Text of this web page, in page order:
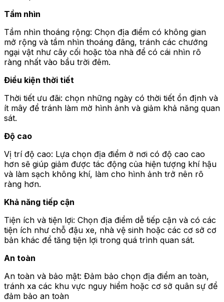
Tầm nhìn
Tầm nhìn thoáng rộng: Chọn địa điểm có không gian
mở rộng và tầm nhìn thoáng đãng, tránh các chướng
ngại vật như cây cối hoặc tòa nhà để có cái nhìn rõ
ràng nhất vào bầu trời đêm.
Điều kiện thời tiết
Thời tiết ưu đãi: chọn những ngày có thời tiết ổn định và
ít mây để tránh làm mờ hình ảnh và giảm khả năng quan
sát.
Độ cao
Vị trí độ cao: Lựa chọn địa điểm ở nơi có độ cao cao
hơn sẽ giúp giảm được tác động của hiện tượng khí hậu
và làm sạch không khí, làm cho hình ảnh trở nên rõ
ràng hơn.
Khả năng tiếp cận
Tiện ích và tiện lợi: Chọn địa điểm dễ tiếp cận và có các
tiện ích như chỗ đậu xe, nhà vệ sinh hoặc các cơ sở cơ
bản khác để tăng tiện lợi trong quá trình quan sát.
An toàn
An toàn và bảo mật: Đảm bảo chọn địa điểm an toàn,
tránh xa các khu vực nguy hiểm hoặc cơ sở quân sự để
đảm bảo an toàn